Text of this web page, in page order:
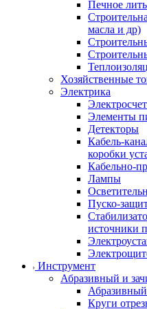
Печное
масла и др)
Хозяйственные
Электрика
Элементы
Детекторы
Кабель-
коробки
Кабельно-
Лампы
Пуско-
источники
Инструмент
Абразивный и
Круги